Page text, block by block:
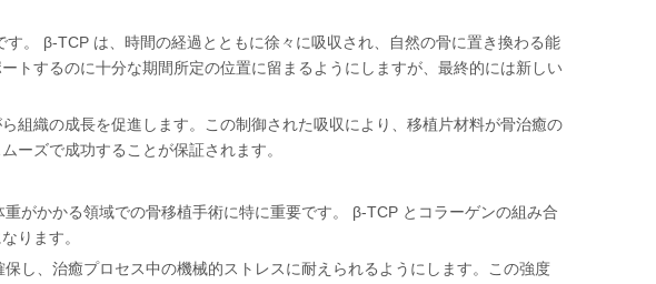
。 β-TCP は、時間の経過とともに徐々に吸収され、自然の骨に置き換わる能
トするのに十分な期間所定の位置に留まるようにしますが、最終的には新しい
組織の成長を促進します。この制御された吸収により、移植片材料が骨治癒の
ーズで成功することが保証されます。
がかかる領域での骨移植手術に特に重要です。 β-TCP とコラーゲンの組み合
ります。
し、治癒プロセス中の機械的ストレスに耐えられるようにします。この強度